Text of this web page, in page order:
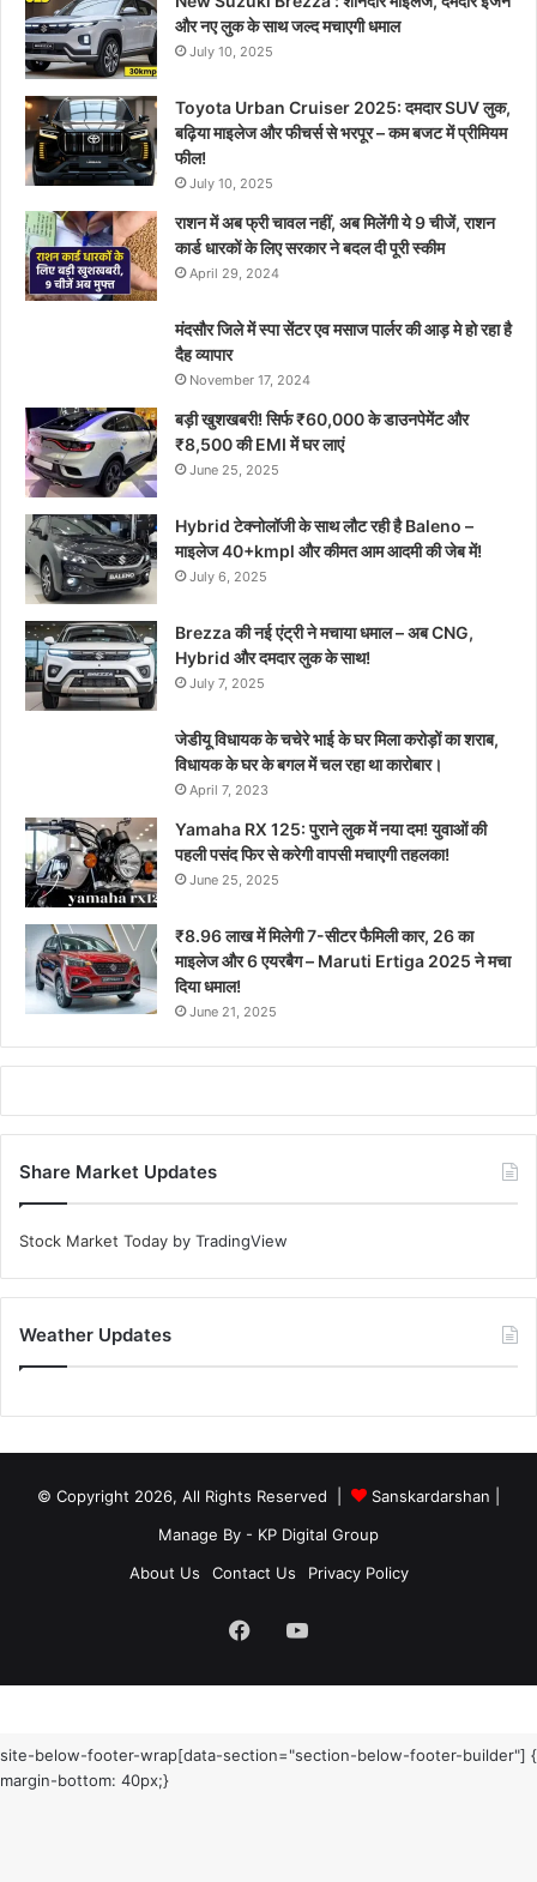
और नए लुक के साथ जल्द मचाएगी धमाल
July 10, 2025
Toyota Urban Cruiser 2025: दमदार SUV लुक,
बढ़िया माइलेज और फीचर्स से भरपूर – कम बजट में प्रीमियम
फील!
July 10, 2025
राशन में अब फ्री चावल नहीं, अब मिलेंगी ये 9 चीजें, राशन
कार्ड धारकों के लिए सरकार ने बदल दी पूरी स्कीम
April 29, 2024
मंदसौर जिले में स्पा सेंटर एव मसाज पार्लर की आड़ मे हो रहा है
दैह व्यापार
November 17, 2024
बड़ी खुशखबरी! सिर्फ ₹60,000 के डाउनपेमेंट और
₹8,500 की EMI में घर लाएं
June 25, 2025
Hybrid टेक्नोलॉजी के साथ लौट रही है Baleno –
माइलेज 40+kmpl और कीमत आम आदमी की जेब में!
July 6, 2025
Brezza की नई एंट्री ने मचाया धमाल – अब CNG,
Hybrid और दमदार लुक के साथ!
July 7, 2025
जेडीयू विधायक के चचेरे भाई के घर मिला करोड़ों का शराब,
विधायक के घर के बगल में चल रहा था कारोबार।
April 7, 2023
Yamaha RX 125: पुराने लुक में नया दम! युवाओं की
पहली पसंद फिर से करेगी वापसी मचाएगी तहलका!
June 25, 2025
₹8.96 लाख में मिलेगी 7-सीटर फैमिली कार, 26 का
माइलेज और 6 एयरबैग – Maruti Ertiga 2025 ने मचा
दिया धमाल!
June 21, 2025
Share Market Updates
Stock Market Today by TradingView
Weather Updates
© Copyright 2026, All Rights Reserved | Sanskardarshan
Manage By - KP Digital Group
About Us
Contact Us Privacy Policy
FacebookYouTube
site-below-footer-wrap[data-section="section-below-footer-builder"] {
margin-bottom: 40px;}